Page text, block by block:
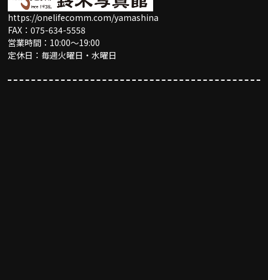
https://onelifecomm.com/yamashina
FAX：075-634-5558
営業時間：10:00〜19:00
定休日：毎週火曜日・水曜日